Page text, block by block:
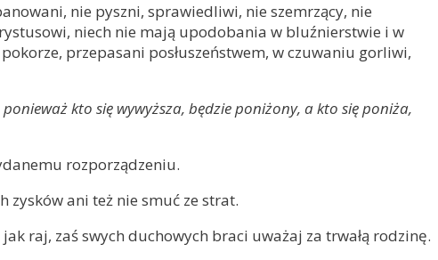
nie pyszni, sprawiedliwi, nie szemrzący, nie
niech nie mają upodobania w bluźnierstwie i w
przepasani posłuszeństwem, w czuwaniu gorliwi,
ponieważ kto się wywyższa, będzie poniżony, a kto się poniża,
rozporządzeniu.
zysków ani też nie smuć ze strat.
raj, zaś swych duchowych braci uważaj za trwałą rodzinę.